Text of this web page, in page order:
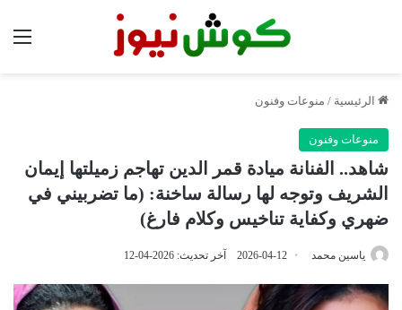
الرئيسية / منوعات وفنون
منوعات وفنون
شاهد.. الفنانة ميادة قمر الدين تهاجم زميلتها إيمان
الشريف وتوجه لها رسالة ساخنة: (ما تضربيني في
ضهري وكفاية تناخيس وكلام فارغ)
ياسين محمد 2026-04-12 آخر تحديث: 2026-04-12